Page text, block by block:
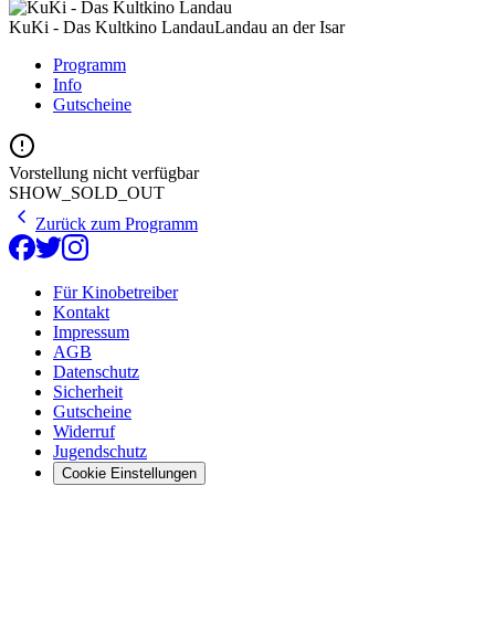
KuKi - Das Kultkino LandauLandau an der Isar
Programm
Info
Gutscheine
Vorstellung nicht verfügbar
SHOW_SOLD_OUT
Zurück zum Programm
Für Kinobetreiber
Kontakt
Impressum
AGB
Datenschutz
Sicherheit
Gutscheine
Widerruf
Jugendschutz
Cookie Einstellungen